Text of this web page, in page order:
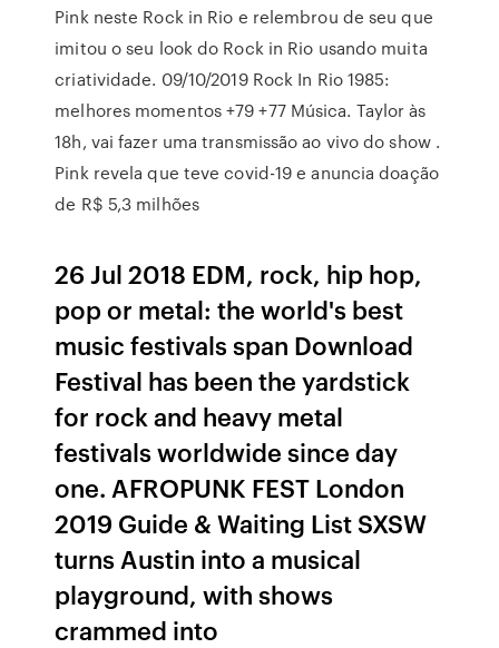
Pink neste Rock in Rio e relembrou de seu que
imitou o seu look do Rock in Rio usando muita
criatividade. 09/10/2019 Rock In Rio 1985:
melhores momentos +79 +77 Música. Taylor às
18h, vai fazer uma transmissão ao vivo do show .
Pink revela que teve covid-19 e anuncia doação
de R$ 5,3 milhões
26 Jul 2018 EDM, rock, hip hop,
pop or metal: the world's best
music festivals span Download
Festival has been the yardstick
for rock and heavy metal
festivals worldwide since day
one. AFROPUNK FEST London
2019 Guide & Waiting List SXSW
turns Austin into a musical
playground, with shows
crammed into